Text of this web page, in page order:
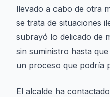
llevado a cabo de otra
se trata de situaciones
subrayó lo delicado de
sin suministro hasta
un proceso que podría
El alcalde ha